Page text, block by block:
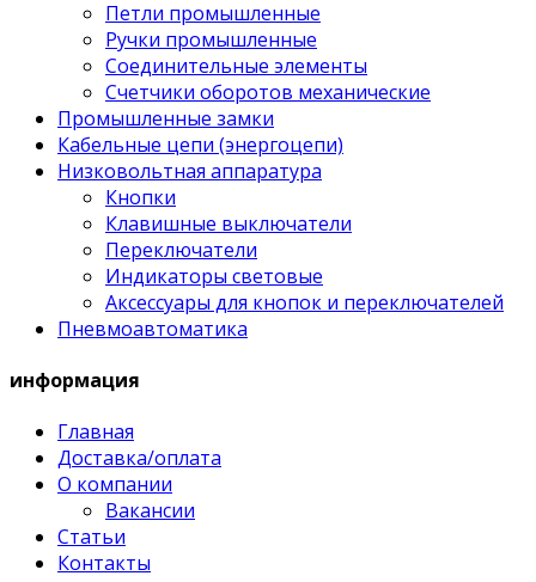
Петли промышленные
Ручки промышленные
Соединительные элементы
Счетчики оборотов механические
Промышленные замки
Кабельные цепи (энергоцепи)
Низковольтная аппаратура
Кнопки
Клавишные выключатели
Переключатели
Индикаторы световые
Аксессуары для кнопок и переключателей
Пневмоавтоматика
информация
Главная
Доставка/оплата
О компании
Вакансии
Статьи
Контакты